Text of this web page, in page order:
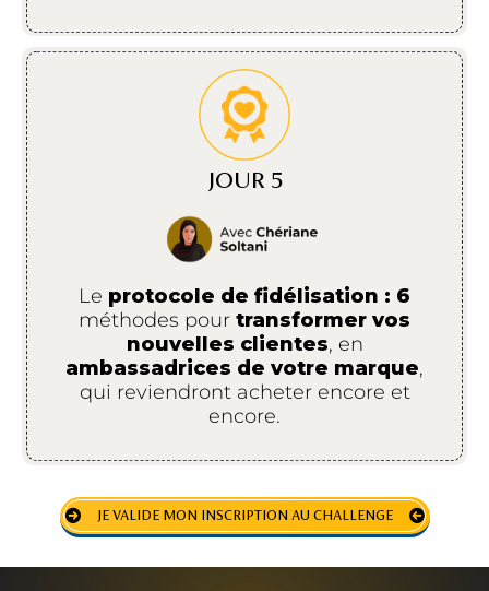
JOUR 5
Le protocole de fidélisation : 6
méthodes pour transformer vos
nouvelles clientes, en
ambassadrices de votre marque,
qui reviendront acheter encore et
encore.
JE VALIDE MON INSCRIPTION AU CHALLENGE